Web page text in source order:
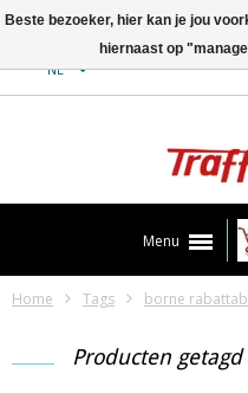
NL
Menu
Home Tags borne
Producten
Beste bezoeker, hier kan je jou
hiernaast op